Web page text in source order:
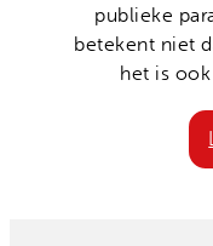
publieke
betekent niet
het is